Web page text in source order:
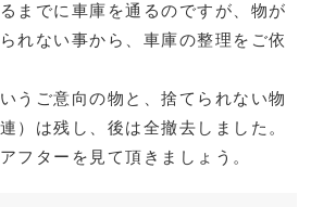
までに車庫を通るのですが、物が
れない事から、車庫の整理をご依
うご意向の物と、捨てられない物
）は残し、後は全撤去しました。
フターを見て頂きましょう。